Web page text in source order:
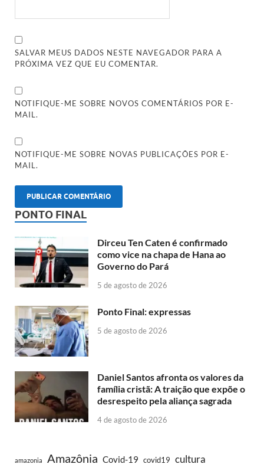
SALVAR MEUS DADOS NESTE NAVEGADOR PARA A
PRÓXIMA VEZ QUE EU COMENTAR.
NOTIFIQUE-ME SOBRE NOVOS COMENTÁRIOS POR E-
MAIL.
NOTIFIQUE-ME SOBRE NOVAS PUBLICAÇÕES POR E-
MAIL.
PONTO FINAL
Dirceu Ten Caten é confirmado
como vice na chapa de Hana ao
Governo do Pará
5 de agosto de 2026
Ponto Final: expressas
5 de agosto de 2026
Daniel Santos afronta os valores da
família cristã: A traição que expõe o
desrespeito pela aliança sagrada
4 de agosto de 2026
amazonia Amazônia Covid-19 covid19 cultura